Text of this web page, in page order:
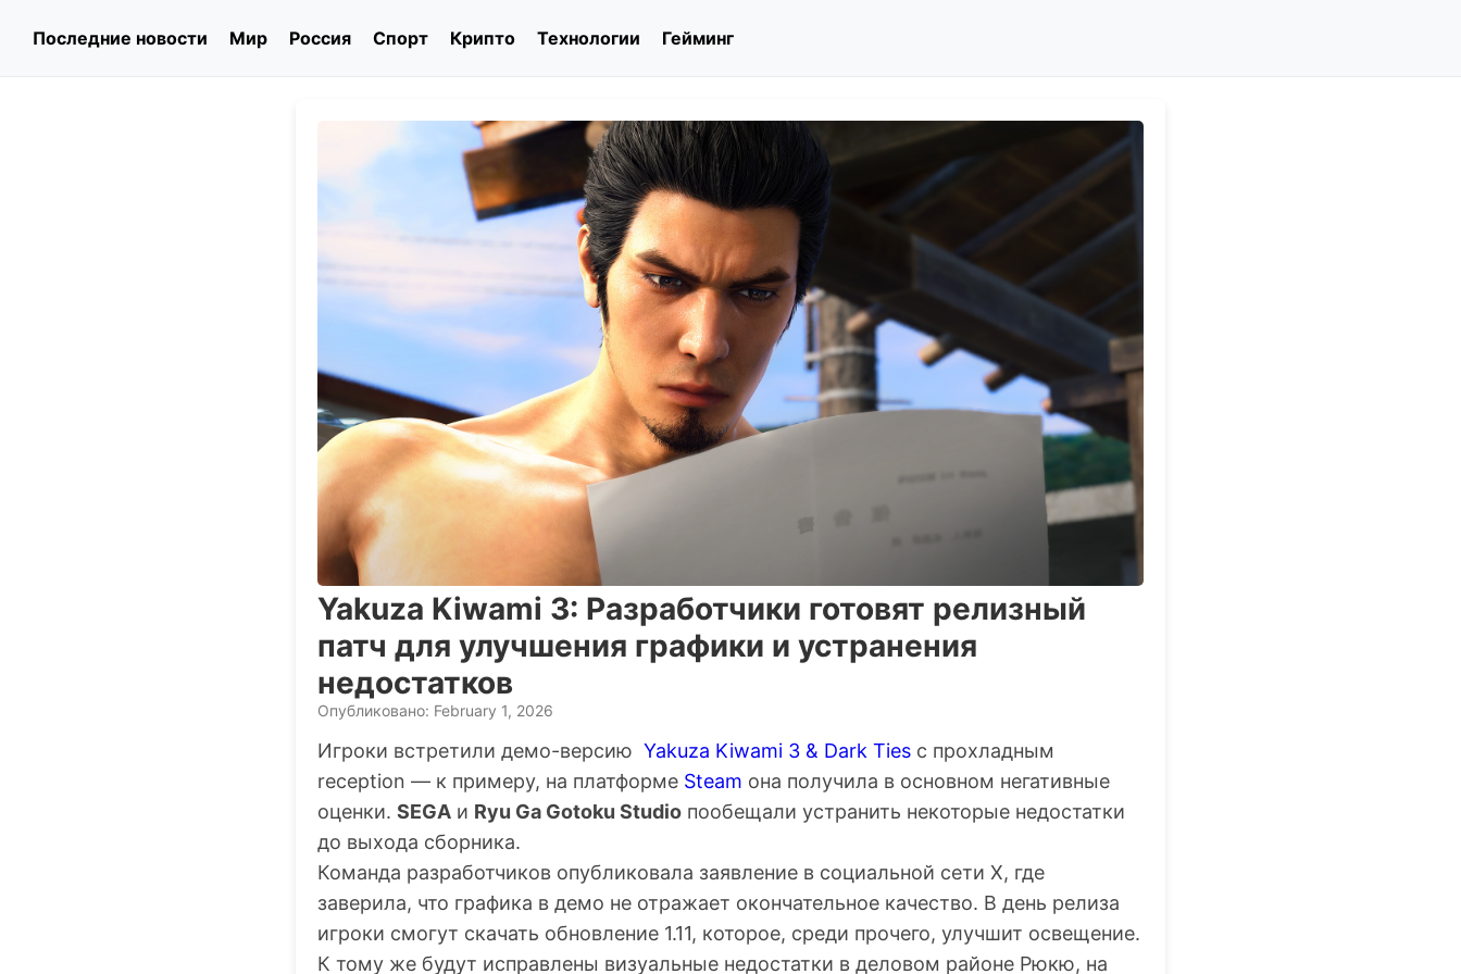
Последние новости Мир Россия Спорт Крипто Технологии Гейминг
Yakuza Kiwami 3: Разработчики готовят релизный
патч для улучшения графики и устранения
недостатков
Опубликовано: February 1, 2026
Игроки встретили демо-версию Yakuza Kiwami 3 & Dark Ties с прохладным
reception — к примеру, на платформе Steam она получила в основном негативные
оценки. SEGA и Ryu Ga Gotoku Studio пообещали устранить некоторые недостатки
до выхода сборника.
Команда разработчиков опубликовала заявление в социальной сети X, где
заверила, что графика в демо не отражает окончательное качество. В день релиза
игроки смогут скачать обновление 1.11, которое, среди прочего, улучшит освещение.
К тому же будут исправлены визуальные недостатки в деловом районе Рюкю, на